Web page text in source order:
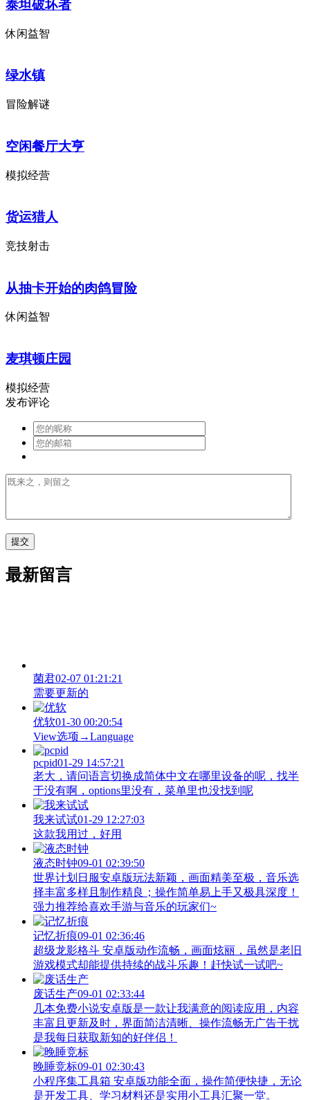
泰坦破坏者
休闲益智
绿水镇
冒险解谜
空闲餐厅大亨
模拟经营
货运猎人
竞技射击
从抽卡开始的肉鸽冒险
休闲益智
麦琪顿庄园
模拟经营
发布评论
最新留言
菌君02-07 01:21:21
需要更新的
优软01-30 00:20:54
View‌选项→Language
pcpid01-29 14:57:21
老大，请问语言切换成简体中文在哪里设备的呢，找半
于没有啊，options里没有，菜单里也没找到呢
我来试试01-29 12:27:03
这款我用过，好用
液态时钟09-01 02:39:50
世界计划日服安卓版玩法新颖，画面精美至极，音乐选
择丰富多样且制作精良；操作简单易上手又极具深度！
强力推荐给喜欢手游与音乐的玩家们~
记忆折痕09-01 02:36:46
超级龙影格斗 安卓版动作流畅，画面炫丽，虽然是老旧
游戏模式却能提供持续的战斗乐趣！赶快试一试吧~
废话生产09-01 02:33:44
几本免费小说安卓版是一款让我满意的阅读应用，内容
丰富且更新及时，界面简洁清晰、操作流畅无广告干扰
是我每日获取新知的好伴侣！
晚睡竞标09-01 02:30:43
小程序集工具箱 安卓版功能全面，操作简便快捷，无论
是开发工具、学习材料还是实用小工具汇聚一堂。